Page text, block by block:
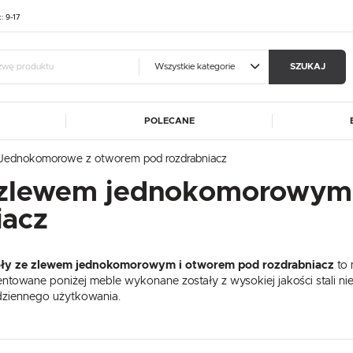
9-17
Wszystkie kategorie SZUKAJ
się
Zapomniałem hasła
OTRZYMASZ LICZNE
brak konieczności
ALUSHELF
CATERINA DIBAL
KART-MAP LIEBHERR
MEDGREE NOWY STYL
POLECANE
z otworem pod rozdrabniacz
ze zlewem jednokomorowym i otworem pod rozdrabniacz to
poniżej meble wykonane zostały z wysokiej jakości stali
użytkowania.
łatwe w zachowaniu czystości i posiadają specjalny zlew